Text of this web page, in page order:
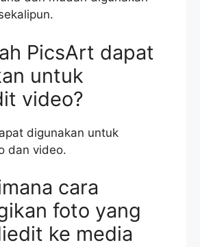
PicsArt dapat
untuk
video?
digunakan untuk
dan video.
cara
foto yang
ke media